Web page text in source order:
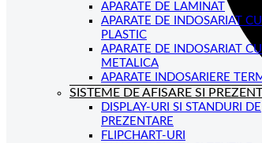
APARATE DE LAMINAT
APARATE DE INDOSARIAT
PLASTIC
APARATE DE INDOSARIAT
METALICA
APARATE INDOSARIERE
SISTEME DE AFISARE SI
DISPLAY-URI SI STANDURI DE
PREZENTARE
FLIPCHART-URI